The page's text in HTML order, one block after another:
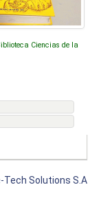
Ciencias de la
Tech Solutions S.A